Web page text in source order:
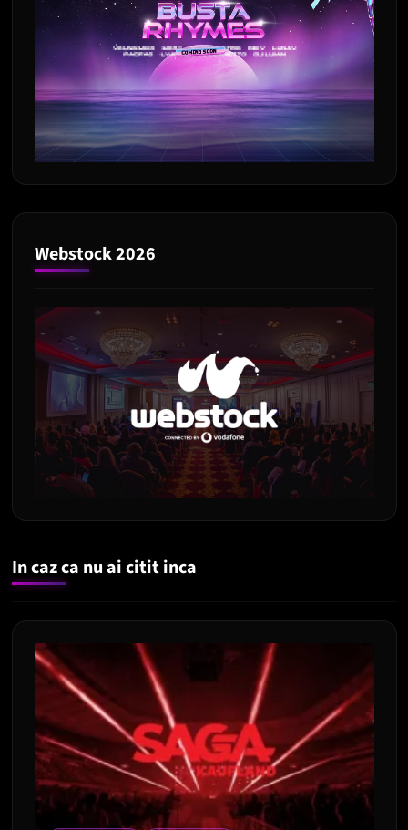
Webstock 2026
In caz ca nu ai citit inca